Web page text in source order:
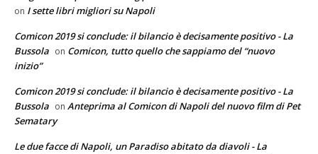
on I sette libri migliori su Napoli
Comicon 2019 si conclude: il bilancio è decisamente positivo - La
Bussola on Comicon, tutto quello che sappiamo del “nuovo
inizio”
Comicon 2019 si conclude: il bilancio è decisamente positivo - La
Bussola on Anteprima al Comicon di Napoli del nuovo film di Pet
Sematary
Le due facce di Napoli, un Paradiso abitato da diavoli - La